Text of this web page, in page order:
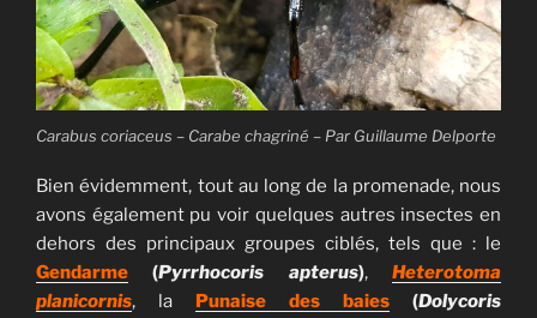
Carabus coriaceus – Carabe chagriné – Par Guillaume Delporte
Bien évidemment, tout au long de la promenade, nous
avons également pu voir quelques autres insectes en
dehors des principaux groupes ciblés, tels que : le
Gendarme (Pyrrhocoris apterus),Heterotoma
planicornis, la Punaise des baies (Dolycoris